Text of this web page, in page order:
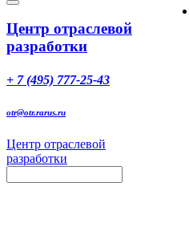
Toggle
Центр отраслевой
разработки
+ 7 (495) 777-25-43
otr@otr.rarus.ru
Центр отраслевой
разработки